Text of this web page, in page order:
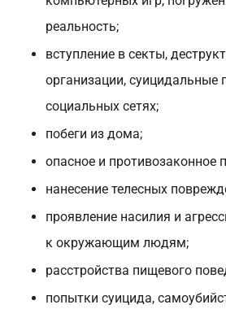
реальность;
вступление в секты,
организации, суицидальные
социальных сетях;
побеги из дома;
опасное и противозаконное
нанесение телесных
проявление насилия и
к окружающим людям;
расстройства пищевого
попытки суицида,